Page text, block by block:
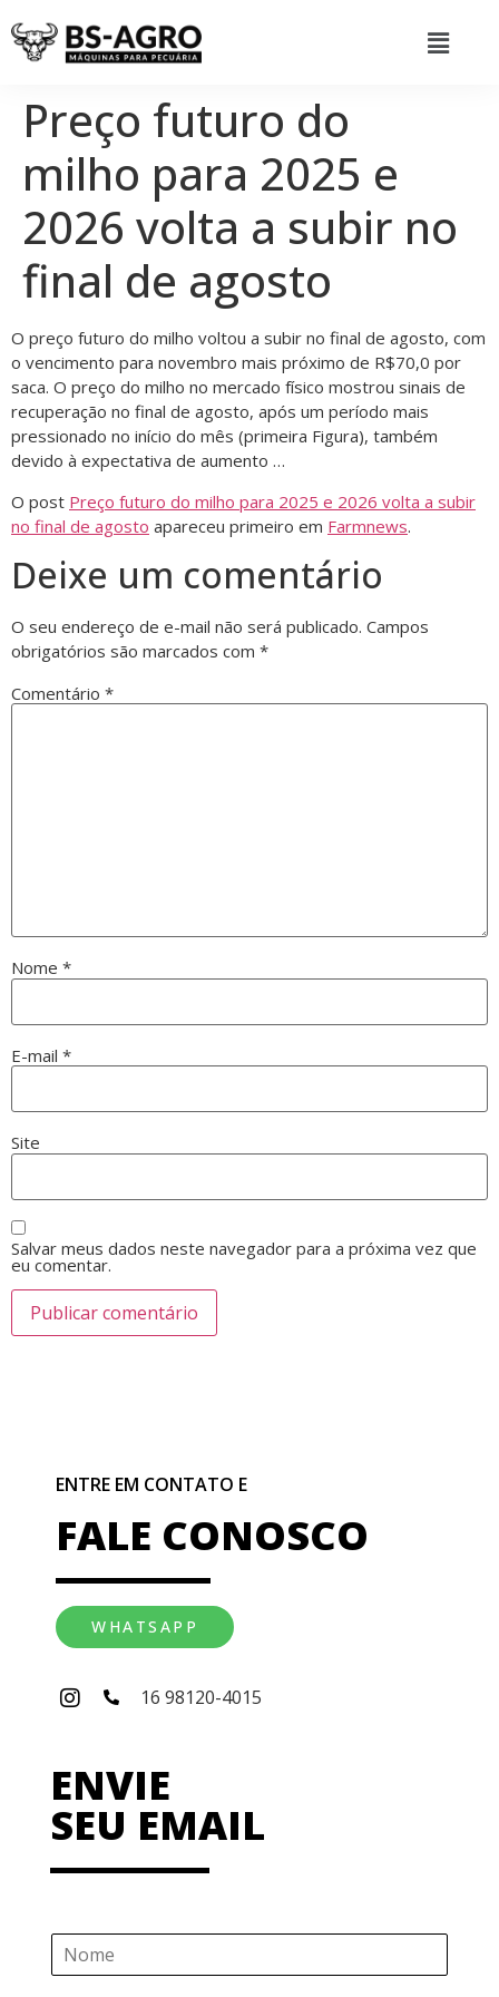
Preço futuro do
milho para 2025 e
2026 volta a subir no
final de agosto
O preço futuro do milho voltou a subir no final de agosto, com
o vencimento para novembro mais próximo de R$70,0 por
saca. O preço do milho no mercado físico mostrou sinais de
recuperação no final de agosto, após um período mais
pressionado no início do mês (primeira Figura), também
devido à expectativa de aumento …
O post Preço futuro do milho para 2025 e 2026 volta a subir
no final de agosto apareceu primeiro em Farmnews.
Deixe um comentário
O seu endereço de e-mail não será publicado. Campos
obrigatórios são marcados com *
Comentário *
Nome *
E-mail *
Site
Salvar meus dados neste navegador para a próxima vez que
eu comentar.
ENTRE EM CONTATO E
FALE CONOSCO
WHATSAPP
16 98120-4015
ENVIE
SEU EMAIL
N